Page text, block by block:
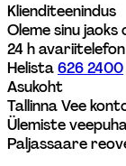
Klienditeenindus
Oleme sinu jaoks
24 h avariitelefon
Helista 626 2400
Asukoht
Tallinna Vee
Ülemiste
Paljassaare